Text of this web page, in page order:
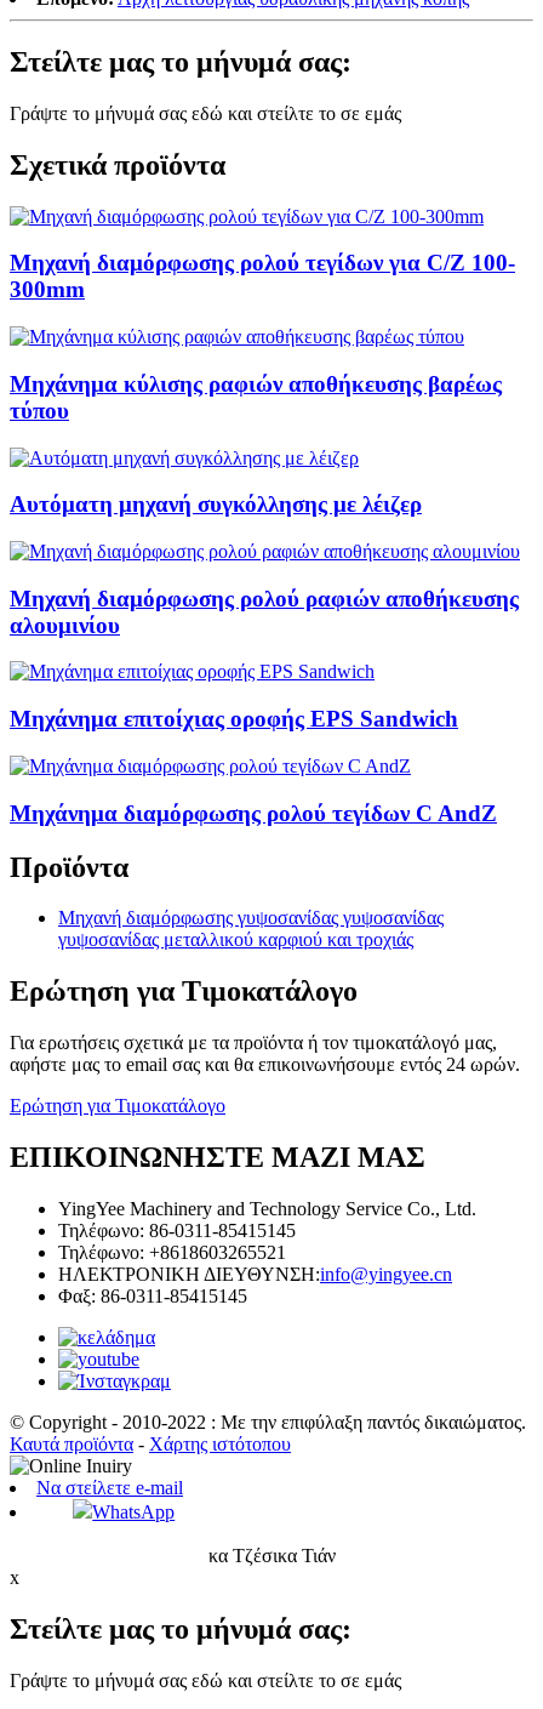
Στείλτε μας το μήνυμά σας:
Γράψτε το μήνυμά σας εδώ και στείλτε το σε εμάς
Σχετικά προϊόντα
Μηχανή διαμόρφωσης ρολού τεγίδων για C/Z 100-
300mm
Μηχάνημα κύλισης ραφιών αποθήκευσης βαρέως
τύπου
Αυτόματη μηχανή συγκόλλησης με λέιζερ
Μηχανή διαμόρφωσης ρολού ραφιών αποθήκευσης
αλουμινίου
Μηχάνημα επιτοίχιας οροφής EPS Sandwich
Μηχάνημα διαμόρφωσης ρολού τεγίδων C AndZ
Προϊόντα
Μηχανή διαμόρφωσης γυψοσανίδας γυψοσανίδας
γυψοσανίδας μεταλλικού καρφιού και τροχιάς
Ερώτηση για Τιμοκατάλογο
Για ερωτήσεις σχετικά με τα προϊόντα ή τον τιμοκατάλογό μας,
αφήστε μας το email σας και θα επικοινωνήσουμε εντός 24 ωρών.
Ερώτηση για Τιμοκατάλογο
ΕΠΙΚΟΙΝΩΝΗΣΤΕ ΜΑΖΙ ΜΑΣ
YingYee Machinery and Technology Service Co., Ltd.
Τηλέφωνο: 86-0311-85415145
Τηλέφωνο: +8618603265521
ΗΛΕΚΤΡΟΝΙΚΗ ΔΙΕΥΘΥΝΣΗ:info@yingyee.cn
Φαξ: 86-0311-85415145
© Copyright - 2010-2022 : Με την επιφύλαξη παντός δικαιώματος.
Καυτά προϊόντα - Χάρτης ιστότοπου
Να στείλετε e-mail
WhatsApp
κα Τζέσικα Τιάν
x
Στείλτε μας το μήνυμά σας:
Γράψτε το μήνυμά σας εδώ και στείλτε το σε εμάς